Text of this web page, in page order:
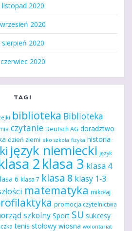
listopad 2020
wrzesień 2020
sierpień 2020
czerwiec 2020
TAGI
biblioteka Biblioteka
czytanie Deutsch AG doradztwo
dzień ziemi eko szkoła fizyka historia
język niemiecki język
2klasa 3 klasa 4
6 klasa 7 klasa 8 klasy 1-3
matematyka mikołaj
promocja czytelnictwa
szkolny Sport SU sukcesy
tenis stołowy wiosna wolontariat